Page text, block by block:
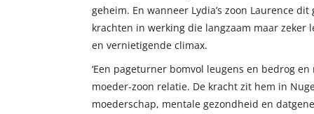
geheim. En wanneer Lydia’s zoon Laurence
krachten in werking die langzaam maar zeker
en vernietigende climax.
‘Een pageturner bomvol leugens en bedrog
moeder-zoon relatie. De kracht zit hem in
moederschap, mentale gezondheid en